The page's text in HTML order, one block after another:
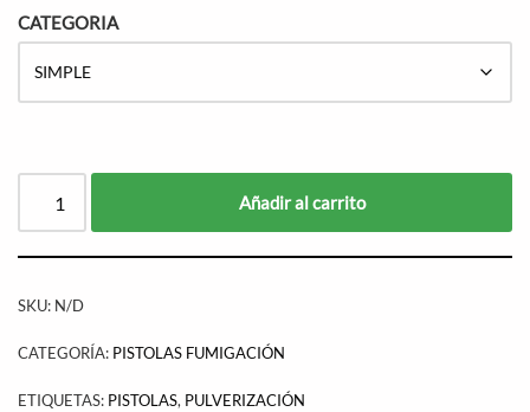
CATEGORIA
Añadir al carrito
SKU: N/D
CATEGORÍA: PISTOLAS FUMIGACIÓN
ETIQUETAS: PISTOLAS, PULVERIZACIÓN